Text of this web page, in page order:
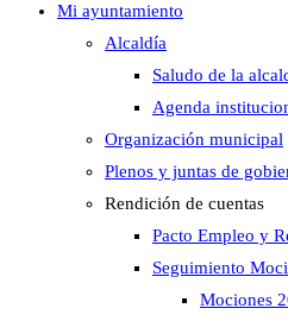
Mi ayuntamiento
Alcaldía
Saludo de la
Agenda
Organización municipal
Plenos y juntas de
Rendición de cuentas
Pacto Empleo y
Seguimiento
Mociones